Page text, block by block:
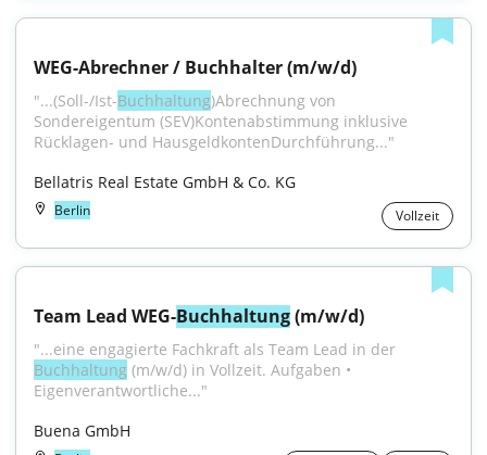
WEG-Abrechner / Buchhalter (m/w/d)
"...(Soll-/Ist-Buchhaltung)Abrechnung von
Sondereigentum (SEV)Kontenabstimmung inklusive
Rücklagen- und HausgeldkontenDurchführung..."
Bellatris Real Estate GmbH & Co. KG
Berlin Vollzeit
Team Lead WEG-Buchhaltung (m/w/d)
Buchhaltung (m/w/d) in Vollzeit. Aufgaben •
Eigenverantwortliche..."
Buena GmbH